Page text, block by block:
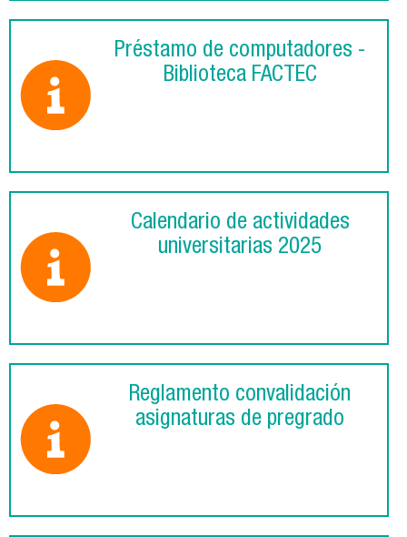
Préstamo de computadores -
Biblioteca FACTEC
Calendario de actividades
universitarias 2025
Reglamento convalidación
asignaturas de pregrado